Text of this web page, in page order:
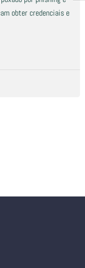
obter credenciais e